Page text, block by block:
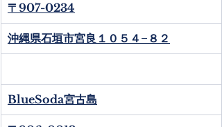
〒907-0234
沖縄県石垣市宮良１０５４−８２
BlueSoda宮古島